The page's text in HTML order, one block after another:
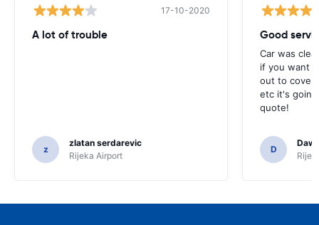
17-10-2020
A lot of trouble
z
zlatan serdarevic
Rijeka Airport
Good
Car was
if you want
out to cover
etc it's
quote!
D